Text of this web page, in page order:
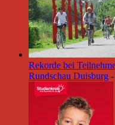
Rekorde bei
Rundschau Duisburg -